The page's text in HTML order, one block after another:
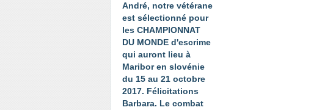
André, notre vétérane
est sélectionné pour
les CHAMPIONNAT
DU MONDE d'escrime
qui auront lieu à
Maribor en slovénie
du 15 au 21 octobre
2017. Félicitations
Barbara. Le combat